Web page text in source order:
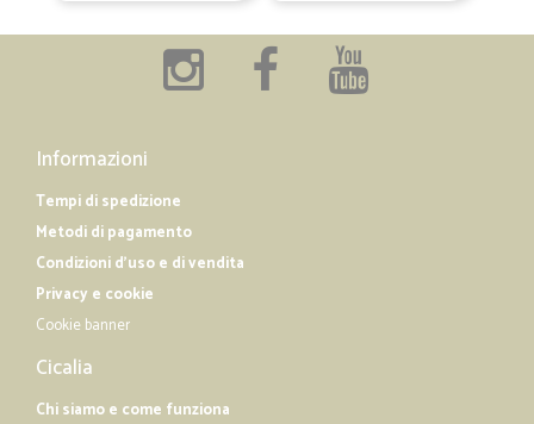
Informazioni
Tempi di spedizione
Metodi di pagamento
Condizioni d'uso e di vendita
Privacy e cookie
Cookie banner
Cicalia
Chi siamo e come funziona